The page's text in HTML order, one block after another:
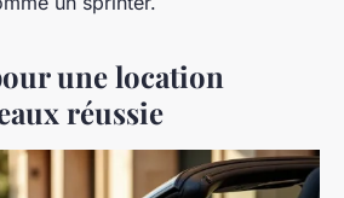
une location
réussie